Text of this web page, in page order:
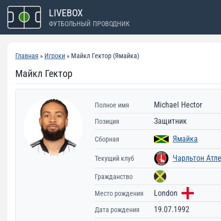
Перейти
содержимому
LIVEBOX
ФУТБОЛЬНЫЙ ПРОВОДНИК
Главная » Игроки » Майкл Гектор (Ямайка)
Майкл Гектор
Полное имя Michael Hector
Позиция Защитник
Сборная Ямайка
Текущий клуб Чарльтон
Гражданство
Место рождения London
Дата рождения 19.07.1992